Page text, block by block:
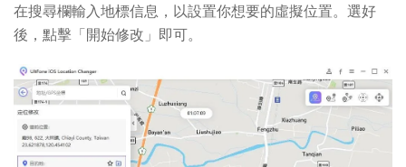
在搜尋欄輸入地標信息，以設置你想要的虛擬位置。選好
後，點擊「開始修改」即可。